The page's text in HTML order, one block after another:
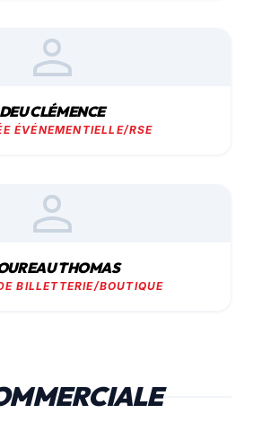
person
DEU CLÉMENCE
ÉVÉNEMENTIELLE/RSE
person
THOMAS
BILLETTERIE/BOUTIQUE